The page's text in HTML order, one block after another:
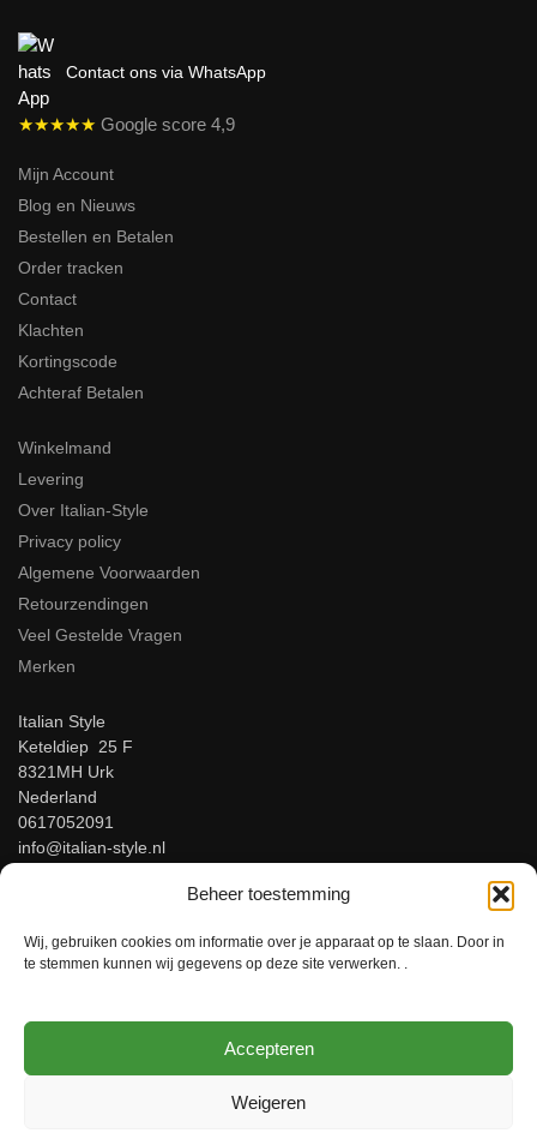
Beheer toestemming
Wij, gebruiken cookies om informatie over je apparaat op te slaan. Door in
te stemmen kunnen wij gegevens op deze site verwerken. .
Accepteren
Weigeren
Contact ons via WhatsApp
★★★★★ Google score 4,9
Mijn Account
Blog en Nieuws
Bestellen en Betalen
Order tracken
Contact
Klachten
Kortingscode
Achteraf Betalen
Winkelmand
Levering
Over Italian-Style
Privacy policy
Algemene Voorwaarden
Retourzendingen
Veel Gestelde Vragen
Merken
Italian Style
Keteldiep 25 F
8321MH Urk
Nederland
0617052091
info@italian-style.nl
BTW: NL866816483B01
Beoordeel ons op Google!